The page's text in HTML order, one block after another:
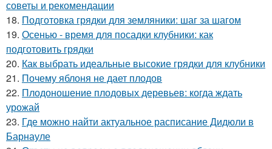
советы и рекомендации
18. Подготовка грядки для земляники: шаг за шагом
19. Осенью - время для посадки клубники: как
подготовить грядки
20. Как выбрать идеальные высокие грядки для клубники
21. Почему яблоня не дает плодов
22. Плодоношение плодовых деревьев: когда ждать
урожай
23. Где можно найти актуальное расписание Дидюли в
Барнауле